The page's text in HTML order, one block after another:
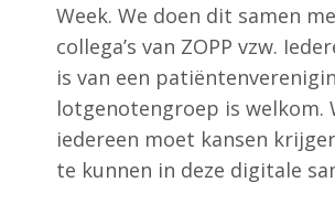
Week. We doen dit samen
collega’s van ZOPP vzw.
is van een
lotgenotengroep is welkom.
iedereen moet kansen
te kunnen in deze digitale